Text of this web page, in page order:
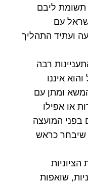
תשומת ליבם
עם
ועתיד התהליך
רבה
איננו
ומתן עם
או אפילו
בפני המועצה
כראש
שואפות